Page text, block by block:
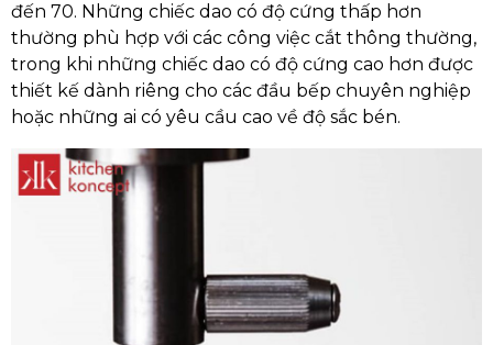
đến 70. Những chiếc dao có độ cứng thấp hơn
thường phù hợp với các công việc cắt thông thường,
trong khi những chiếc dao có độ cứng cao hơn được
thiết kế dành riêng cho các đầu bếp chuyên nghiệp
hoặc những ai có yêu cầu cao về độ sắc bén.